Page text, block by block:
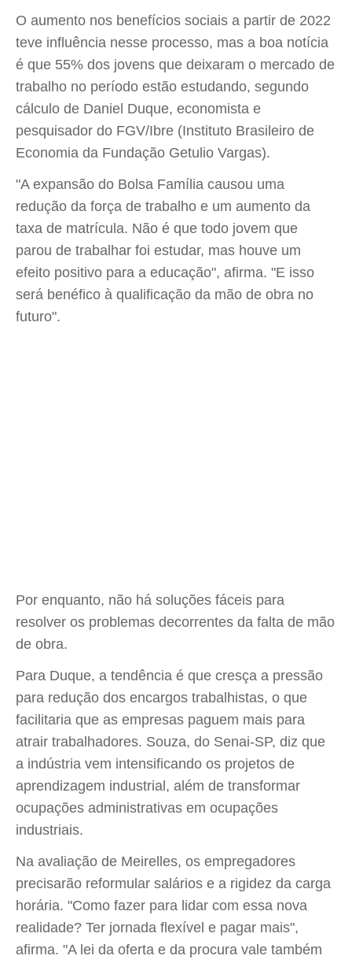
O aumento nos benefícios sociais a partir de 2022
teve influência nesse processo, mas a boa notícia
é que 55% dos jovens que deixaram o mercado de
trabalho no período estão estudando, segundo
cálculo de Daniel Duque, economista e
pesquisador do FGV/Ibre (Instituto Brasileiro de
Economia da Fundação Getulio Vargas).
"A expansão do Bolsa Família causou uma
redução da força de trabalho e um aumento da
taxa de matrícula. Não é que todo jovem que
parou de trabalhar foi estudar, mas houve um
efeito positivo para a educação", afirma. "E isso
será benéfico à qualificação da mão de obra no
futuro".
Por enquanto, não há soluções fáceis para
resolver os problemas decorrentes da falta de mão
de obra.
Para Duque, a tendência é que cresça a pressão
para redução dos encargos trabalhistas, o que
facilitaria que as empresas paguem mais para
atrair trabalhadores. Souza, do Senai-SP, diz que
a indústria vem intensificando os projetos de
aprendizagem industrial, além de transformar
ocupações administrativas em ocupações
industriais.
Na avaliação de Meirelles, os empregadores
precisarão reformular salários e a rigidez da carga
horária. "Como fazer para lidar com essa nova
realidade? Ter jornada flexível e pagar mais",
afirma. "A lei da oferta e da procura vale também